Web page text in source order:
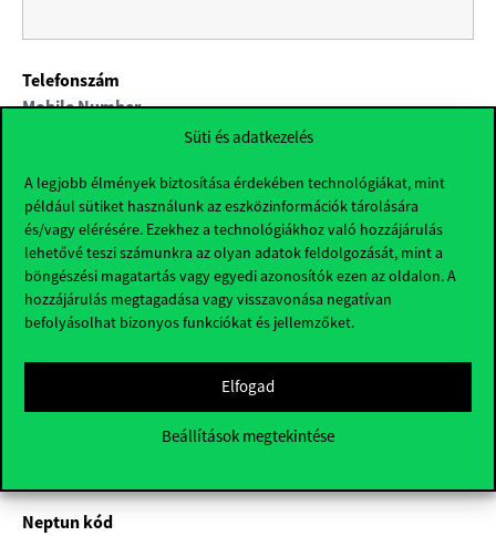
Süti és adatkezelés
A legjobb élmények biztosítása érdekében technológiákat, mint
például sütiket használunk az eszközinformációk tárolására
és/vagy elérésére. Ezekhez a technológiákhoz való hozzájárulás
lehetővé teszi számunkra az olyan adatok feldolgozását, mint a
böngészési magatartás vagy egyedi azonosítók ezen az oldalon. A
hozzájárulás megtagadása vagy visszavonása negatívan
befolyásolhat bizonyos funkciókat és jellemzőket.
Elfogad
Beállítások megtekintése
Telefonszám
Mobile Number
Állampolgárság
Citizenship*
Neptun kód